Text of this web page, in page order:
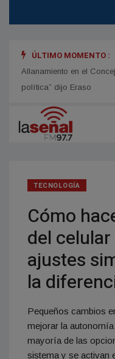
ÚLTIMO MOMENTO :
Allanamiento en el
política” dijo Eraso
TECNOLOGÍA
Cómo
del
ajustes
la
Pequeños cambios
mejorar la
mayoría de las
sistema y se activan